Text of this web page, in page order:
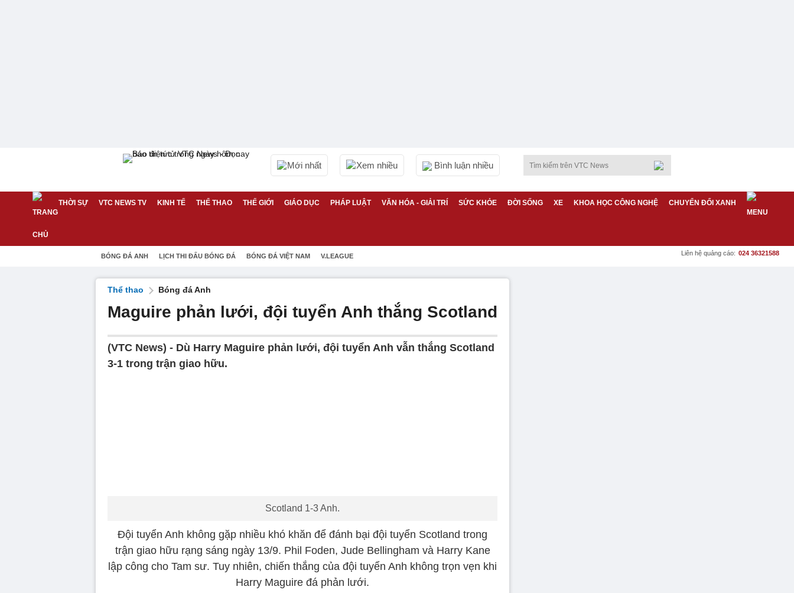
Mới nhất Xem nhiều Bình luận nhiều
THỜI SỰ VTC NEWS TV KINH TẾ THỂ THAO THẾ GIỚI GIÁO DỤC PHÁP LUẬT VĂN HÓA - GIẢI TRÍ SỨC KHỎE ĐỜI SỐNG XE KHOA HỌC CÔNG NGHỆ CHUYỂN ĐỔI XANH
BÓNG ĐÁ ANH LỊCH THI ĐẤU BÓNG ĐÁ BÓNG ĐÁ VIỆT NAM V.LEAGUE Liên hệ quảng cáo: 024 36321588
Thể thao Bóng đá Anh
Maguire phản lưới, đội tuyển Anh thắng Scotland
(VTC News) - Dù Harry Maguire phản lưới, đội tuyển Anh vẫn thắng Scotland
3-1 trong trận giao hữu.
Scotland 1-3 Anh.
Đội tuyển Anh không gặp nhiều khó khăn để đánh bại đội tuyển Scotland trong
trận giao hữu rạng sáng ngày 13/9. Phil Foden, Jude Bellingham và Harry Kane
lập công cho Tam sư. Tuy nhiên, chiến thắng của đội tuyển Anh không trọn vẹn khi
Harry Maguire đá phản lưới.